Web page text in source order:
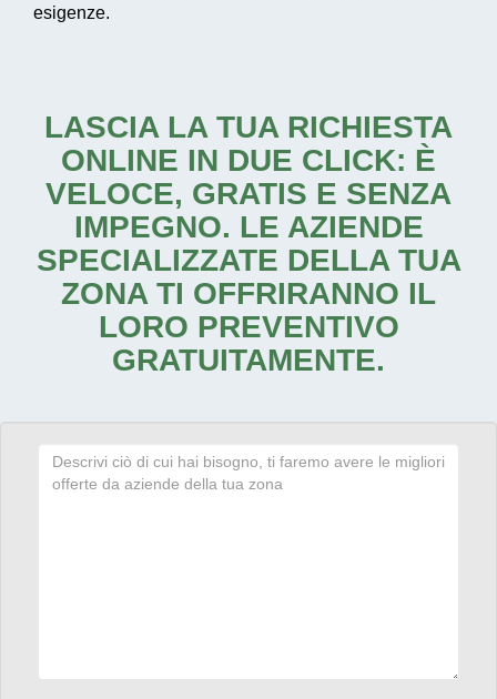
esigenze.
LASCIA LA TUA RICHIESTA
ONLINE IN DUE CLICK: È
VELOCE, GRATIS E SENZA
IMPEGNO. LE AZIENDE
SPECIALIZZATE DELLA TUA
ZONA TI OFFRIRANNO IL
LORO PREVENTIVO
GRATUITAMENTE.